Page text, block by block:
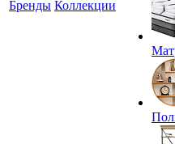
Бренды Коллекции